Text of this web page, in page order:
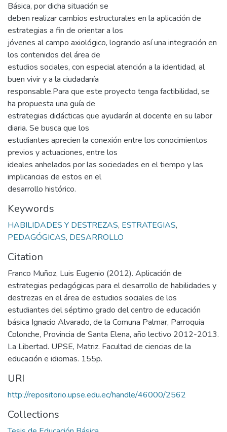
Básica, por dicha situación se
deben realizar cambios estructurales en la aplicación de
estrategias a fin de orientar a los
jóvenes al campo axiológico, logrando así una integración en
los contenidos del área de
estudios sociales, con especial atención a la identidad, al
buen vivir y a la ciudadanía
responsable.Para que este proyecto tenga factibilidad, se
ha propuesta una guía de
estrategias didácticas que ayudarán al docente en su labor
diaria. Se busca que los
estudiantes aprecien la conexión entre los conocimientos
previos y actuaciones, entre los
ideales anhelados por las sociedades en el tiempo y las
implicancias de estos en el
desarrollo histórico.
Keywords
HABILIDADES Y DESTREZAS, ESTRATEGIAS,
PEDAGÓGICAS, DESARROLLO
Citation
Franco Muñoz, Luis Eugenio (2012). Aplicación de
estrategias pedagógicas para el desarrollo de habilidades y
destrezas en el área de estudios sociales de los
estudiantes del séptimo grado del centro de educación
básica Ignacio Alvarado, de la Comuna Palmar, Parroquia
Colonche, Provincia de Santa Elena, año lectivo 2012-2013.
La Libertad. UPSE, Matriz. Facultad de ciencias de la
educación e idiomas. 155p.
URI
http://repositorio.upse.edu.ec/handle/46000/2562
Collections